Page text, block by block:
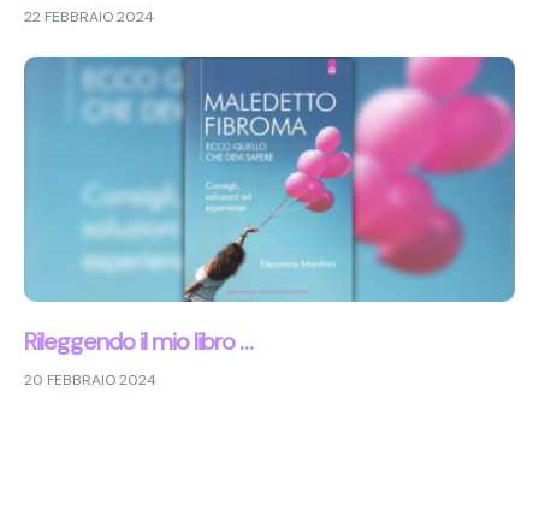
22 FEBBRAIO 2024
Rileggendo il mio libro …
20 FEBBRAIO 2024